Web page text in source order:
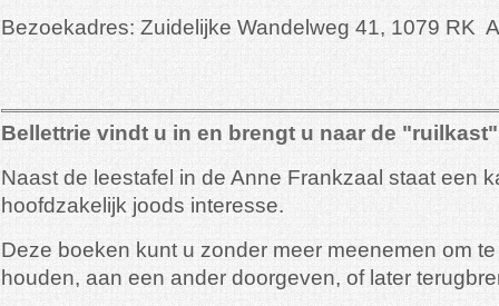
Bezoekadres: Zuidelijke Wandelweg 41, 1079 RK
Bellettrie vindt u in en brengt u naar de "ruilkast"
Naast de leestafel in de Anne Frankzaal staat een
hoofdzakelijk joods interesse.
Deze boeken kunt u zonder meer meenemen om
houden, aan een ander doorgeven, of later